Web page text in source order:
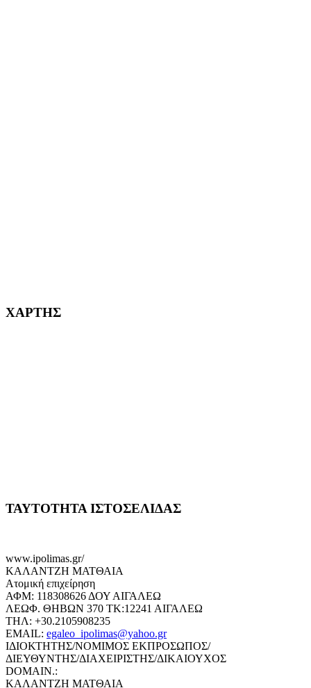
ΧΑΡΤΗΣ
ΤΑΥΤΟΤΗΤΑ ΙΣΤΟΣΕΛΙΔΑΣ
www.ipolimas.gr/
ΚΑΛΑΝΤΖΗ ΜΑΤΘΑΙΑ
Ατομική επιχείρηση
ΑΦΜ: 118308626 ΔΟΥ ΑΙΓΑΛΕΩ
ΛΕΩΦ. ΘΗΒΩΝ 370 ΤΚ:12241 ΑΙΓΑΛΕΩ
ΤΗΛ: +30.2105908235
EMAIL: egaleo_ipolimas@yahoo.gr
ΙΔΙΟΚΤΗΤΗΣ/ΝΟΜΙΜΟΣ ΕΚΠΡΟΣΩΠΟΣ/
ΔΙΕΥΘΥΝΤΗΣ/ΔΙΑΧΕΙΡΙΣΤΗΣ/ΔΙΚΑΙΟΥΧΟΣ
DOMAIN.:
ΚΑΛΑΝΤΖΗ ΜΑΤΘΑΙΑ